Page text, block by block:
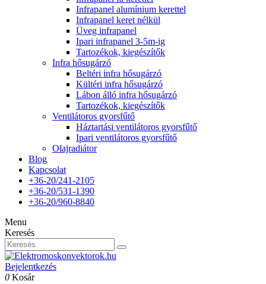
Infrapanel alumínium kerettel
Infrapanel keret nélkül
Üveg infrapanel
Ipari infrapanel 3-5m-ig
Tartozékok, kiegészítők
Infra hősugárzó
Beltéri infra hősugárzó
Kültéri infra hősugárzó
Lábon álló infra hősugárzó
Tartozékok, kiegészítők
Ventilátoros gyorsfűtő
Háztartási ventilátoros gyorsfűtő
Ipari ventilátoros gyorsfűtő
Olajradiátor
Blog
Kapcsolat
+36-20/241-2105
+36-20/531-1390
+36-20/960-8840
Menu
Keresés
Bejelentkezés
0 Kosár